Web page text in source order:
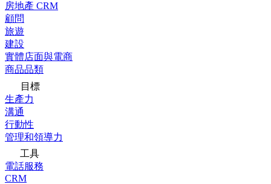
房地產 CRM
顧問
旅遊
建設
實體店面與電商
商品品類
目標
生產力
溝通
行動性
管理和領導力
工具
電話服務
CRM